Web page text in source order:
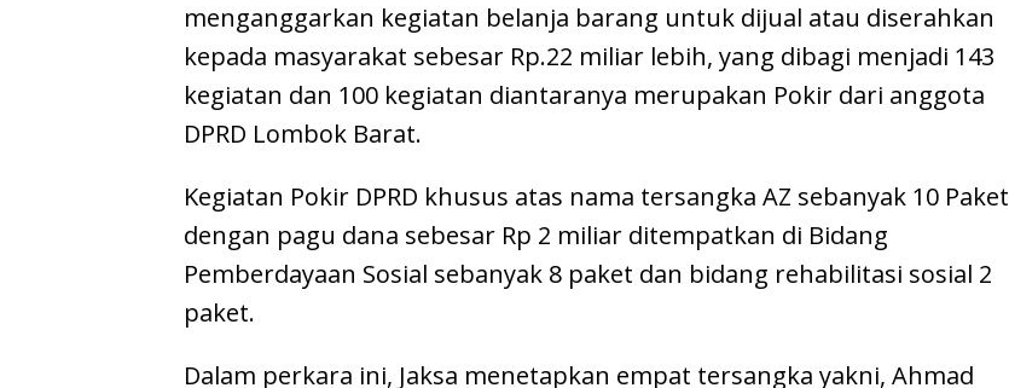
menganggarkan kegiatan belanja barang untuk dijual atau diserahkan
kepada masyarakat sebesar Rp.22 miliar lebih, yang dibagi menjadi 143
kegiatan dan 100 kegiatan diantaranya merupakan Pokir dari anggota
DPRD Lombok Barat.
Kegiatan Pokir DPRD khusus atas nama tersangka AZ sebanyak 10 Paket
dengan pagu dana sebesar Rp 2 miliar ditempatkan di Bidang
Pemberdayaan Sosial sebanyak 8 paket dan bidang rehabilitasi sosial 2
paket.
Dalam perkara ini, Jaksa menetapkan empat tersangka yakni, Ahmad